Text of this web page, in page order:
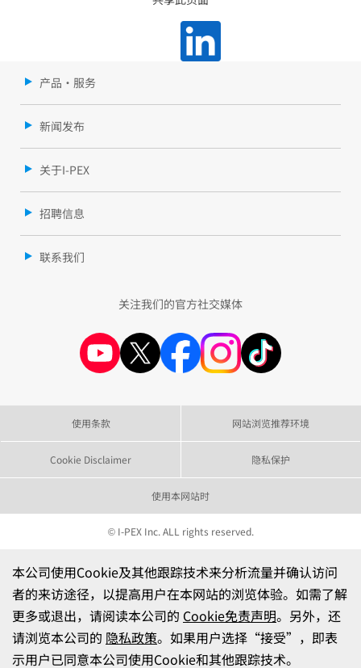
本公司使用Cookie及其他跟踪技术来分析流量并确认访问
者的来访途径，以提高用户在本网站的浏览体验。如需了解
更多或退出，请阅读本公司的 Cookie免责声明。另外，还
请浏览本公司的 隐私政策。如果用户选择“接受”，即表
示用户已同意本公司使用Cookie和其他跟踪技术。
产品・服务
新闻发布
关于I-PEX
招聘信息
联系我们
关注我们的官方社交媒体
使用条款 网站浏览推荐环境
Cookie Disclaimer 隐私保护
使用本网站时
© I-PEX Inc. ALL rights reserved.